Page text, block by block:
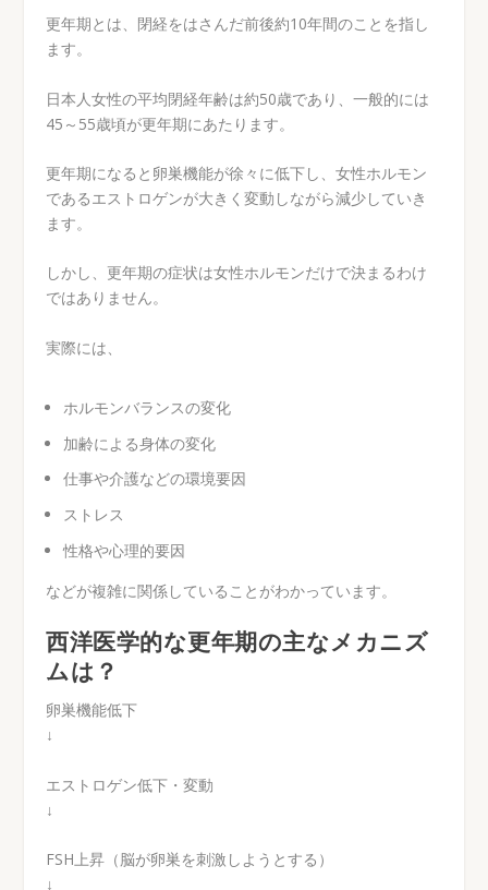
更年期とは、閉経をはさんだ前後約10年間のことを指し
ます。
日本人女性の平均閉経年齢は約50歳であり、一般的には
45～55歳頃が更年期にあたります。
更年期になると卵巣機能が徐々に低下し、女性ホルモン
であるエストロゲンが大きく変動しながら減少していき
ます。
しかし、更年期の症状は女性ホルモンだけで決まるわけ
ではありません。
実際には、
ホルモンバランスの変化
加齢による身体の変化
仕事や介護などの環境要因
ストレス
性格や心理的要因
などが複雑に関係していることがわかっています。
西洋医学的な更年期の主なメカニズ
ムは？
卵巣機能低下
↓
エストロゲン低下・変動
↓
FSH上昇（脳が卵巣を刺激しようとする）
↓